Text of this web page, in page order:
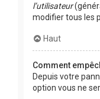
l’utilisateur
modifier tous les
Haut
Comment
Depuis votre
option vous ne